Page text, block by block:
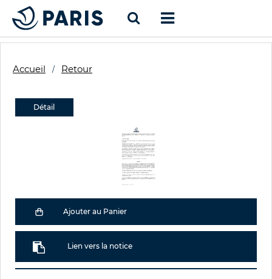
Accueil Retour
Détail
Ajouter au Panier
Lien vers la notice